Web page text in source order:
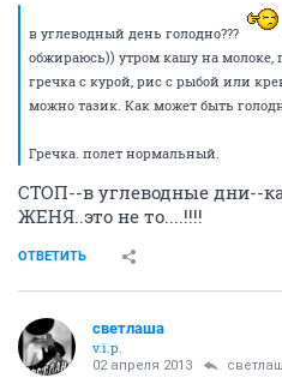
в углеводный день голодно???
обжираюсь)) утром кашу на молоке,
гречка с курой, рис с рыбой или
можно тазик. Как может быть
Гречка. полет нормальный.
СТОП--в углеводные дни--
ЖЕНЯ..это не то....!!!!
ОТВЕТИТЬ
светлаша
v.i.p.
02 апреля 2013